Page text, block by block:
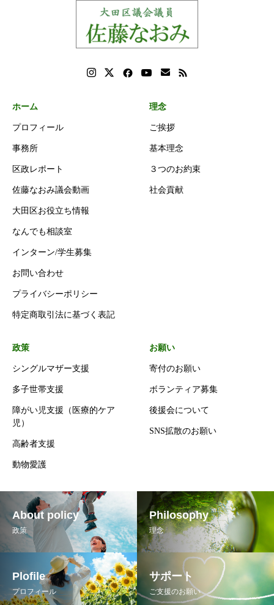
ホーム
プロフィール
事務所
区政レポート
佐藤なおみ議会動画
大田区お役立ち情報
なんでも相談室
インターン/学生募集
お問い合わせ
プライバシーポリシー
特定商取引法に基づく表記
理念
ご挨拶
基本理念
３つのお約束
社会貢献
政策
シングルマザー支援
多子世帯支援
障がい児支援（医療的ケア
児）
高齢者支援
動物愛護
お願い
寄付のお願い
ボランティア募集
後援会について
SNS拡散のお願い
About policy
政策
Philosophy
理念
Plofile
プロフィール
サポート
ご支援のお願い